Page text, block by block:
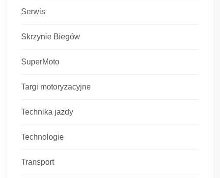
Serwis
Skrzynie Biegów
SuperMoto
Targi motoryzacyjne
Technika jazdy
Technologie
Transport